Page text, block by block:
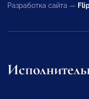
Разработка сайта —